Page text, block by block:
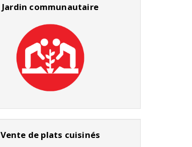
Jardin communautaire
Vente de plats cuisinés